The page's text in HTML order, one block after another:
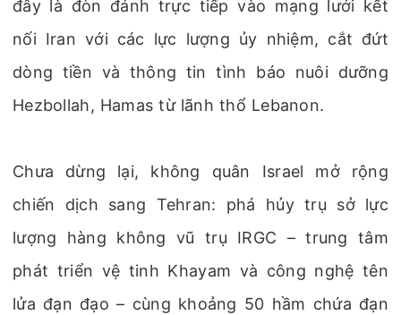
đây là đòn đánh trực tiếp vào mạng lưới kết
nối Iran với các lực lượng ủy nhiệm, cắt đứt
dòng tiền và thông tin tình báo nuôi dưỡng
Hezbollah, Hamas từ lãnh thổ Lebanon.
Chưa dừng lại, không quân Israel mở rộng
chiến dịch sang Tehran: phá hủy trụ sở lực
lượng hàng không vũ trụ IRGC – trung tâm
phát triển vệ tinh Khayam và công nghệ tên
lửa đạn đạo – cùng khoảng 50 hầm chứa đạn